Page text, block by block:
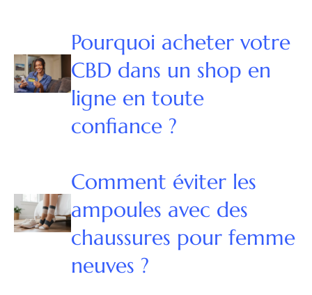
Pourquoi acheter votre
CBD dans un shop en
ligne en toute
confiance ?
Comment éviter les
ampoules avec des
chaussures pour femme
neuves ?